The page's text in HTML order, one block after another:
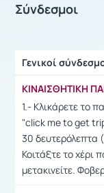
Σύνδεσμοι
Γενικοί
ΚΙΝΑΙΣΘΗΤΙΚΗ
1.- Κλικάρετε το
"click me to get
30 δευτερόλεπτα
Κοιτάξτε το χέρι
μετακινείτε.